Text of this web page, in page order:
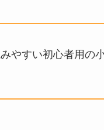
やすい初心者用の